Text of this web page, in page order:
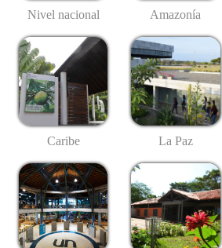
Nivel nacional Amazonía
Caribe La Paz